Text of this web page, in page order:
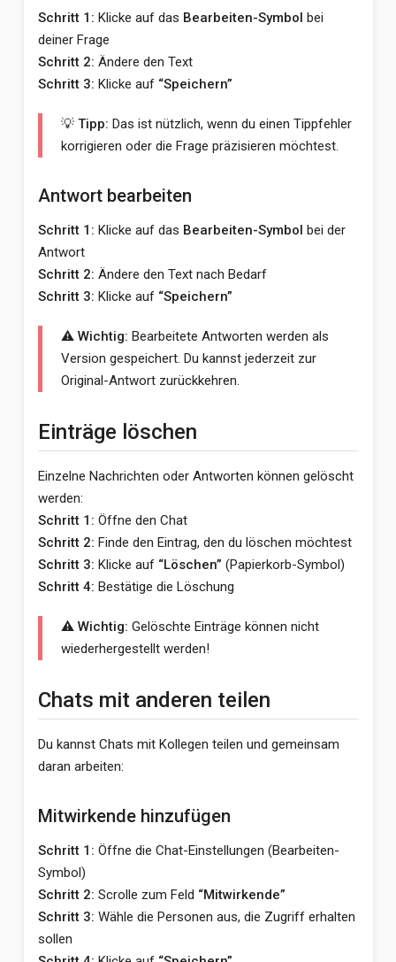
Schritt 1: Klicke auf das Bearbeiten-Symbol bei
deiner Frage
Schritt 2: Ändere den Text
Schritt 3: Klicke auf “Speichern”
💡 Tipp: Das ist nützlich, wenn du einen Tippfehler
korrigieren oder die Frage präzisieren möchtest.
Antwort bearbeiten
Schritt 1: Klicke auf das Bearbeiten-Symbol bei der
Antwort
Schritt 2: Ändere den Text nach Bedarf
Schritt 3: Klicke auf “Speichern”
⚠️ Wichtig: Bearbeitete Antworten werden als
Version gespeichert. Du kannst jederzeit zur
Original-Antwort zurückkehren.
Einträge löschen
Einzelne Nachrichten oder Antworten können gelöscht
werden:
Schritt 1: Öffne den Chat
Schritt 2: Finde den Eintrag, den du löschen möchtest
Schritt 3: Klicke auf “Löschen” (Papierkorb-Symbol)
Schritt 4: Bestätige die Löschung
⚠️ Wichtig: Gelöschte Einträge können nicht
wiederhergestellt werden!
Chats mit anderen teilen
Du kannst Chats mit Kollegen teilen und gemeinsam
daran arbeiten:
Mitwirkende hinzufügen
Schritt 1: Öffne die Chat-Einstellungen (Bearbeiten-
Symbol)
Schritt 2: Scrolle zum Feld “Mitwirkende”
Schritt 3: Wähle die Personen aus, die Zugriff erhalten
sollen